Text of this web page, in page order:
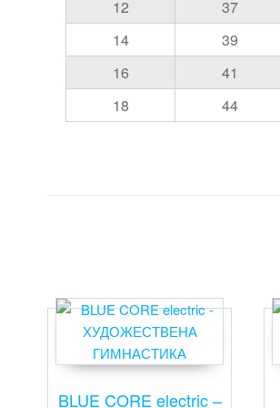
12
37
14
39
16
41
18
44
BLUE CORE electric –